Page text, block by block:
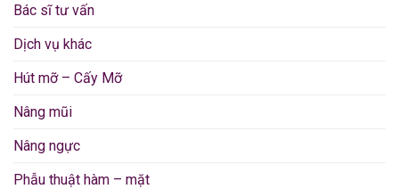
Bác sĩ tư vấn
Dịch vụ khác
Hút mỡ – Cấy Mỡ
Nâng mũi
Nâng ngực
Phẫu thuật hàm – mặt